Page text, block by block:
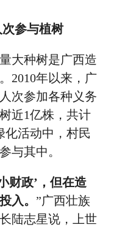
次参与植树
种树是广西造
2010年以来，广
次参加各种义务
近1亿株，共计
化活动中，村民
与其中。
财政’，但在造
入。 ”广西壮族
陆志星说，上世